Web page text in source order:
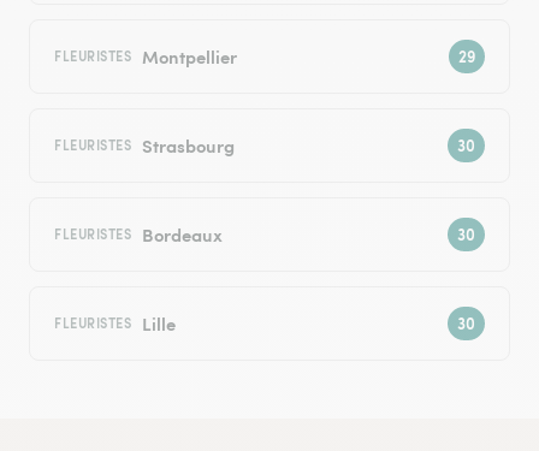
FLEURISTES Montpellier
FLEURISTES Strasbourg
FLEURISTES Bordeaux
FLEURISTES Lille